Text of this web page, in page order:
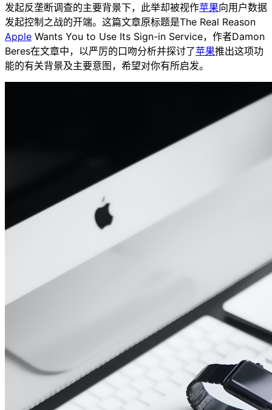
发起反垄断调查的主要背景下，此举却被视作苹果向用户数据
发起控制之战的开端。这篇文章原标题是The Real Reason
Apple Wants You to Use Its Sign-in Service，作者Damon
Beres在文章中，以严厉的口吻分析并探讨了苹果推出这项功
能的有关背景及主要意图，希望对你有所启发。